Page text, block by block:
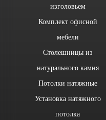
изголовьем
Комплект офисной
мебели
Столешницы из
натурального камня
Потолки натяжные
Установка натяжного
потолка